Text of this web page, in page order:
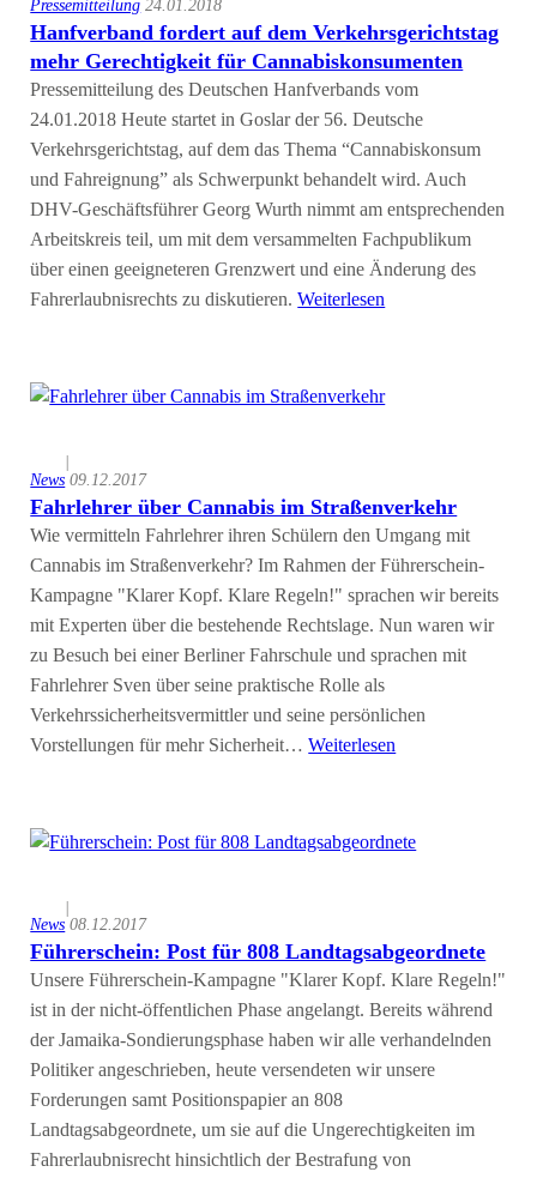
Pressemitteilung 24.01.2018
Hanfverband fordert auf dem Verkehrsgerichtstag
mehr Gerechtigkeit für Cannabiskonsumenten
Pressemitteilung des Deutschen Hanfverbands vom
24.01.2018 Heute startet in Goslar der 56. Deutsche
Verkehrsgerichtstag, auf dem das Thema “Cannabiskonsum
und Fahreignung” als Schwerpunkt behandelt wird. Auch
DHV-Geschäftsführer Georg Wurth nimmt am entsprechenden
Arbeitskreis teil, um mit dem versammelten Fachpublikum
über einen geeigneteren Grenzwert und eine Änderung des
Fahrerlaubnisrechts zu diskutieren.Weiterlesen
News
|
09.12.2017
Fahrlehrer über Cannabis im Straßenverkehr
Wie vermitteln Fahrlehrer ihren Schülern den Umgang mit
Cannabis im Straßenverkehr? Im Rahmen der Führerschein-
Kampagne "Klarer Kopf. Klare Regeln!" sprachen wir bereits
mit Experten über die bestehende Rechtslage. Nun waren wir
zu Besuch bei einer Berliner Fahrschule und sprachen mit
Fahrlehrer Sven über seine praktische Rolle als
Verkehrssicherheitsvermittler und seine persönlichen
Vorstellungen für mehr Sicherheit…Weiterlesen
News
|
08.12.2017
Führerschein: Post für 808 Landtagsabgeordnete
Unsere Führerschein-Kampagne "Klarer Kopf. Klare Regeln!"
ist in der nicht-öffentlichen Phase angelangt. Bereits während
der Jamaika-Sondierungsphase haben wir alle verhandelnden
Politiker angeschrieben, heute versendeten wir unsere
Forderungen samt Positionspapier an 808
Landtagsabgeordnete, um sie auf die Ungerechtigkeiten im
Fahrerlaubnisrecht hinsichtlich der Bestrafung von